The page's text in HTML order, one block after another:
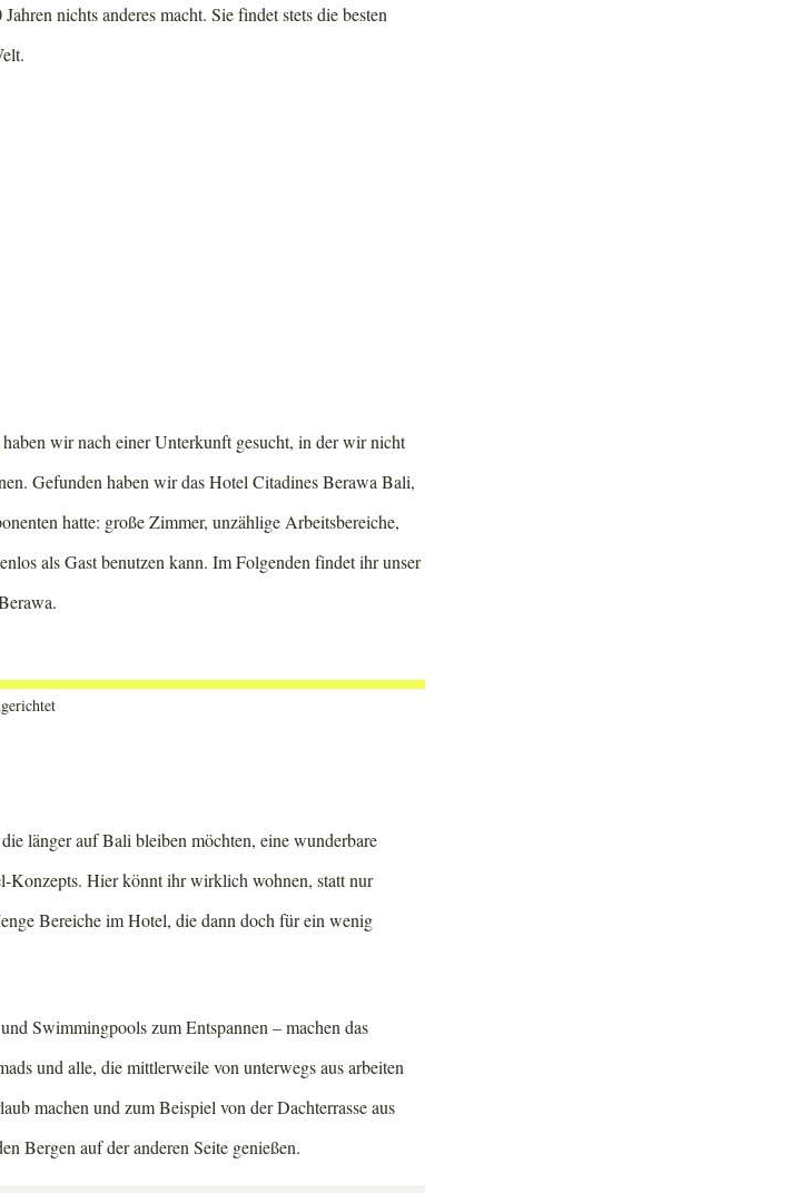
nichts anderes macht. Sie findet stets die besten
haben wir nach einer Unterkunft gesucht, in der wir nicht
Gefunden haben wir das Hotel Citadines Berawa Bali,
hatte: große Zimmer, unzählige Arbeitsbereiche,
als Gast benutzen kann. Im Folgenden findet ihr unser
länger auf Bali bleiben möchten, eine wunderbare
Konzepts. Hier könnt ihr wirklich wohnen, statt nur
Bereiche im Hotel, die dann doch für ein wenig
Swimmingpools zum Entspannen – machen das
und alle, die mittlerweile von unterwegs aus arbeiten
machen und zum Beispiel von der Dachterrasse aus
Bergen auf der anderen Seite genießen.